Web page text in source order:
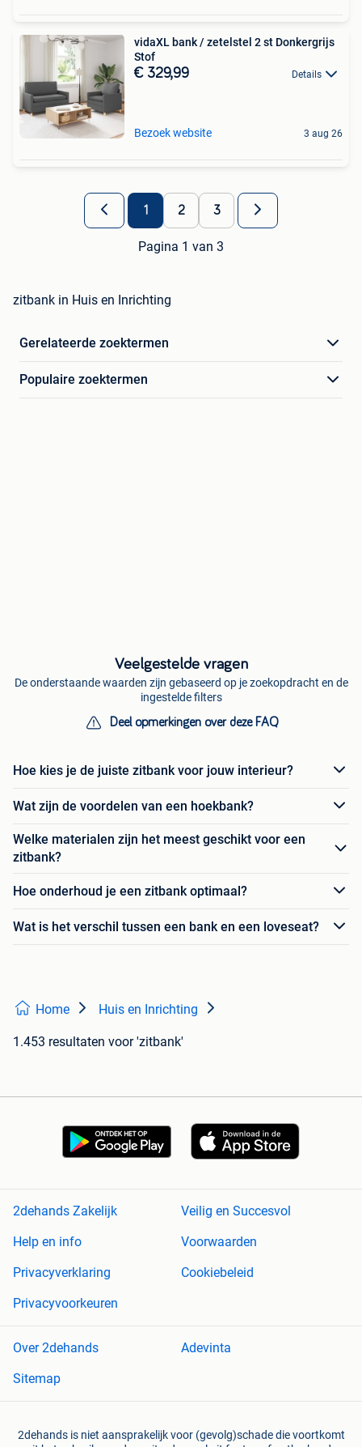
vidaXL bank / zetelstel 2 st Donkergrijs
Stof
€ 329,99 Details
Bezoek website 3 aug 26
1 2 3
Pagina 1 van 3
zitbank in Huis en Inrichting
Gerelateerde zoektermen
Populaire zoektermen
Veelgestelde vragen
De onderstaande waarden zijn gebaseerd op je zoekopdracht en de
ingestelde filters
Deel opmerkingen over deze FAQ
Hoe kies je de juiste zitbank voor jouw interieur?
Wat zijn de voordelen van een hoekbank?
Welke materialen zijn het meest geschikt voor een
zitbank?
Hoe onderhoud je een zitbank optimaal?
Wat is het verschil tussen een bank en een loveseat?
Home Huis en Inrichting
1.453 resultaten voor 'zitbank'
2dehands Zakelijk
Veilig en Succesvol
Help en info
Voorwaarden
Privacyverklaring
Cookiebeleid
Privacyvoorkeuren
Over 2dehands
Adevinta
Sitemap
2dehands is niet aansprakelijk voor (gevolg)schade die voortkomt